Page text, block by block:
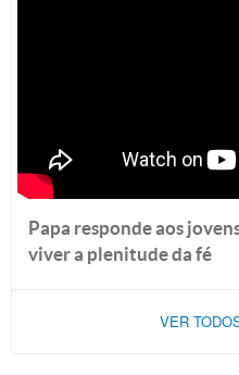
Papa responde aos
viver a plenitude da fé
VER